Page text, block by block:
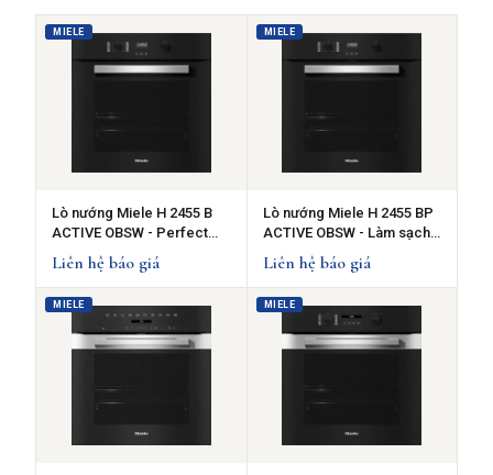
MIELE
Lò nướng Miele H 2455 B
ACTIVE OBSW - Perfect
Clean
Liên hệ báo giá
MIELE
Lò nướng Miele H 2455 BP
ACTIVE OBSW - Làm sạch
nhiệt phân
Liên hệ báo giá
MIELE MIELE